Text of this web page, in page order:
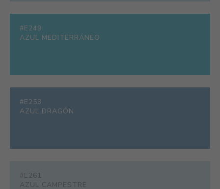
#E249
AZUL MEDITERRÁNEO
#E253
AZUL DRAGÓN
#E261
AZUL CAMPESTRE